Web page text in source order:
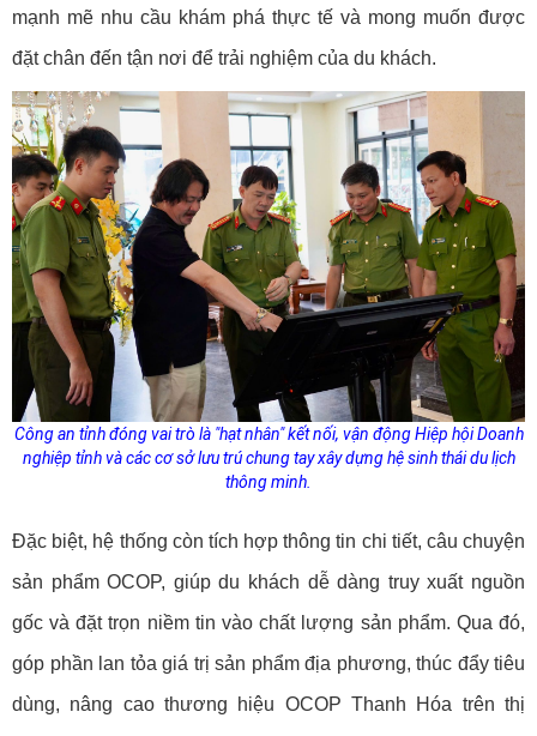
mạnh mẽ nhu cầu khám phá thực tế và mong muốn được
đặt chân đến tận nơi để trải nghiệm của du khách.
Công an tỉnh đóng vai trò là "hạt nhân" kết nối, vận động Hiệp hội Doanh
nghiệp tỉnh và các cơ sở lưu trú chung tay xây dựnghệ sinh thái du lịch
thông minh.
Đặc biệt, hệ thống còn tích hợp thông tin chi tiết, câu chuyện
sản phẩm OCOP, giúp du khách dễ dàng truy xuất nguồn
gốc và đặt trọn niềm tin vào chất lượng sản phẩm. Qua đó,
góp phần lan tỏa giá trị sản phẩm địa phương, thúc đẩy tiêu
dùng, nâng cao thương hiệu OCOP Thanh Hóa trên thị